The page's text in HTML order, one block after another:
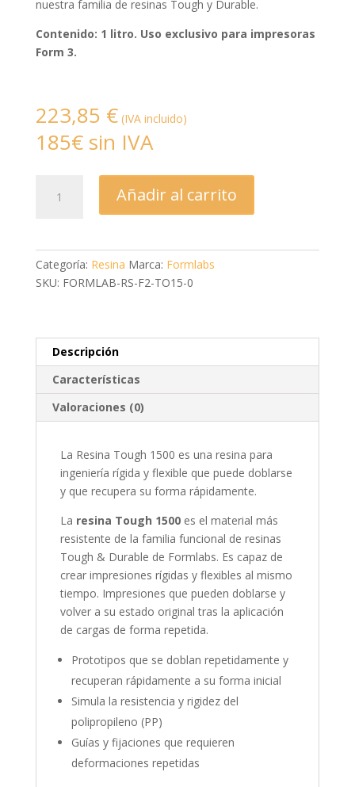
nuestra familia de resinas Tough y Durable.
Contenido: 1 litro. Uso exclusivo para impresoras
Form 3.
223,85 € (IVA incluido)
185€ sin IVA
Formlabs
Form
Añadir al carrito
Categoría: Resina Marca: Formlabs
SKU: FORMLAB-RS-F2-TO15-0
Descripción
Características
Valoraciones (0)
La Resina Tough 1500 es una resina para
ingeniería rígida y flexible que puede doblarse
y que recupera su forma rápidamente.
La resina Tough 1500es el material más
resistente de la familia funcional de resinas
Tough & Durable de Formlabs. Es capaz de
crear impresiones rígidas y flexibles al mismo
tiempo. Impresiones que pueden doblarse y
volver a su estado original tras la aplicación
de cargas de forma repetida.
Prototipos que se doblan repetidamente y
recuperan rápidamente a su forma inicial
Simula la resistencia y rigidez del
polipropileno (PP)
Guías y fijaciones que requieren
deformaciones repetidas